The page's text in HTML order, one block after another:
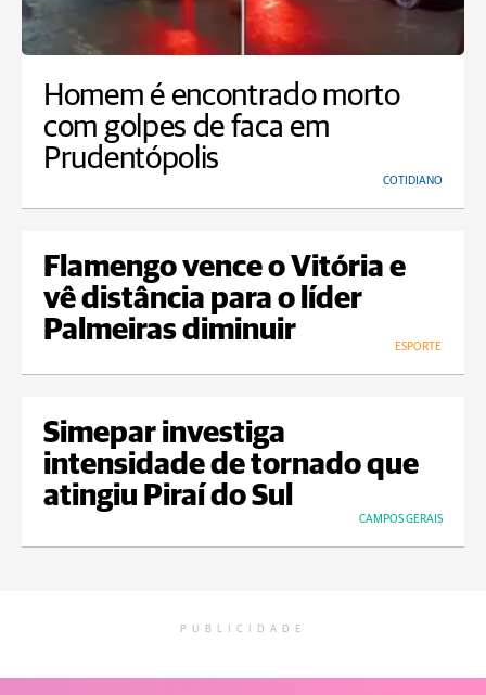
Homem é encontrado morto
com golpes de faca em
Prudentópolis
COTIDIANO
Flamengo vence o Vitória e
vê distância para o líder
Palmeiras diminuir
ESPORTE
Simepar investiga
intensidade de tornado que
atingiu Piraí do Sul
CAMPOS GERAIS
PUBLICIDADE